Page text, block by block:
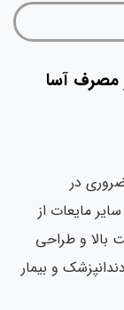
مصرف آسا
در
مایعات از
بالا و طراحی
و بیمار